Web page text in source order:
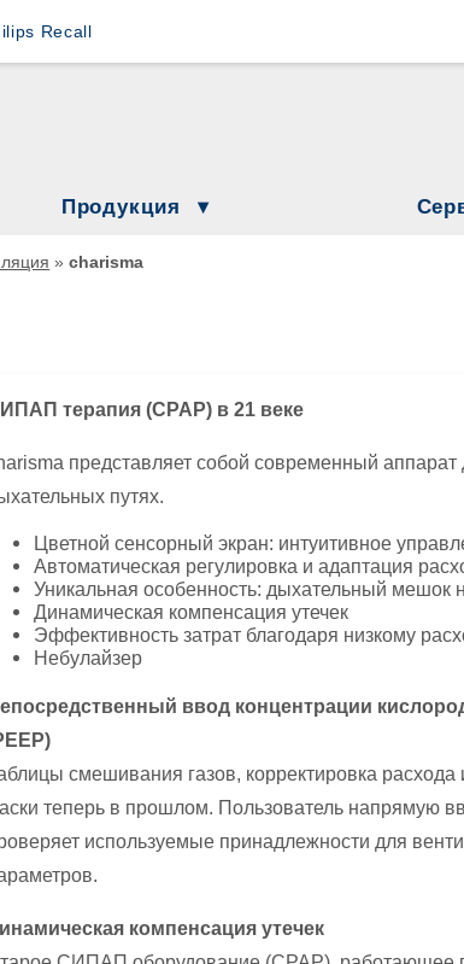
Recall
Löwenstein Medical France
Löwenstein Medical UK
Продукция
Мониторинг
Неонатология
Лечение апноэ во сне
Удаление секрета
»charisma
терапия (CPAP) в 21 веке
представляет собой современный
путях.
Цветной сенсорный экран: интуитивное
Автоматическая регулировка и адаптация
Уникальная особенность: дыхательный мешок
Динамическая компенсация утечек
Эффективность затрат благодаря низкому
Небулайзер
ввод концентрации
смешивания газов, корректировка расхода
теперь в прошлом. Пользователь напрямую
используемые принадлежности для
компенсация утечек